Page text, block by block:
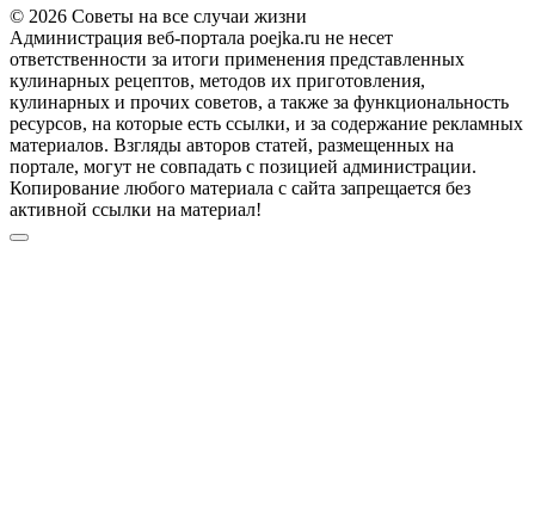
© 2026 Советы на все случаи жизни
Администрация веб-портала poejka.ru не несет
ответственности за итоги применения представленных
кулинарных рецептов, методов их приготовления,
кулинарных и прочих советов, а также за функциональность
ресурсов, на которые есть ссылки, и за содержание рекламных
материалов. Взгляды авторов статей, размещенных на
портале, могут не совпадать с позицией администрации.
Копирование любого материала с сайта запрещается без
активной ссылки на материал!